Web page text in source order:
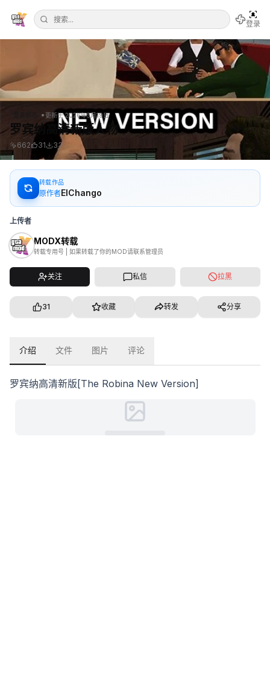
登录
•更新于2026年5月19日
罗宾纳高清新版人物
662 31 33
转载作品
原作者ElChango
上传者
MODX转载
转载专用号 | 如果转载了你的MOD请联系管理员
关注 私信 拉黑
31 收藏 转发 分享
介绍 文件 图片 评论
罗宾纳高清新版[The Robina New Version]